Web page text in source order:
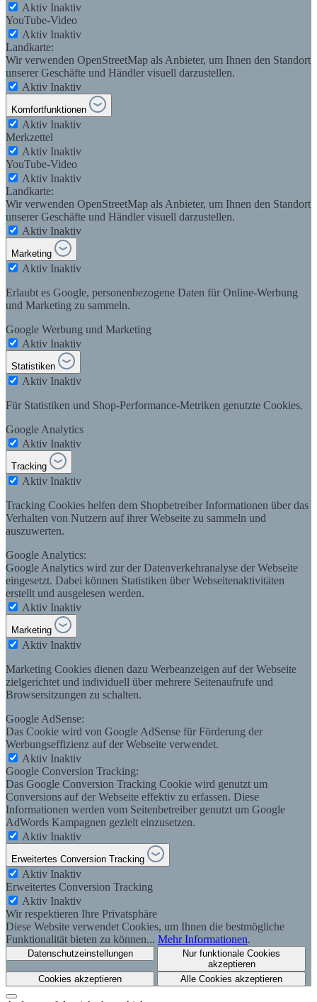
Aktiv Inaktiv
YouTube-Video
Aktiv Inaktiv
Landkarte:
Wir verwenden OpenStreetMap als Anbieter, um Ihnen den Standort
unserer Geschäfte und Händler visuell darzustellen.
Aktiv Inaktiv
Komfortfunktionen
Aktiv Inaktiv
Merkzettel
Aktiv Inaktiv
YouTube-Video
Aktiv Inaktiv
Landkarte:
Wir verwenden OpenStreetMap als Anbieter, um Ihnen den Standort
unserer Geschäfte und Händler visuell darzustellen.
Aktiv Inaktiv
Marketing
Aktiv Inaktiv
Erlaubt es Google, personenbezogene Daten für Online-Werbung
und Marketing zu sammeln.
Google Werbung und Marketing
Aktiv Inaktiv
Statistiken
Aktiv Inaktiv
Für Statistiken und Shop-Performance-Metriken genutzte Cookies.
Google Analytics
Aktiv Inaktiv
Tracking
Aktiv Inaktiv
Tracking Cookies helfen dem Shopbetreiber Informationen über das
Verhalten von Nutzern auf ihrer Webseite zu sammeln und
auszuwerten.
Google Analytics:
Google Analytics wird zur der Datenverkehranalyse der Webseite
eingesetzt. Dabei können Statistiken über Webseitenaktivitäten
erstellt und ausgelesen werden.
Aktiv Inaktiv
Marketing
Aktiv Inaktiv
Marketing Cookies dienen dazu Werbeanzeigen auf der Webseite
zielgerichtet und individuell über mehrere Seitenaufrufe und
Browsersitzungen zu schalten.
Google AdSense:
Das Cookie wird von Google AdSense für Förderung der
Werbungseffizienz auf der Webseite verwendet.
Aktiv Inaktiv
Google Conversion Tracking:
Das Google Conversion Tracking Cookie wird genutzt um
Conversions auf der Webseite effektiv zu erfassen. Diese
Informationen werden vom Seitenbetreiber genutzt um Google
AdWords Kampagnen gezielt einzusetzen.
Aktiv Inaktiv
Erweitertes Conversion Tracking
Aktiv Inaktiv
Erweitertes Conversion Tracking
Aktiv Inaktiv
Wir respektieren Ihre Privatsphäre
Diese Website verwendet Cookies, um Ihnen die bestmögliche
Funktionalität bieten zu können... Mehr Informationen.
Datenschutzeinstellungen
Nur funktionale Cookies
akzeptieren
Cookies akzeptieren
Alle Cookies akzeptieren